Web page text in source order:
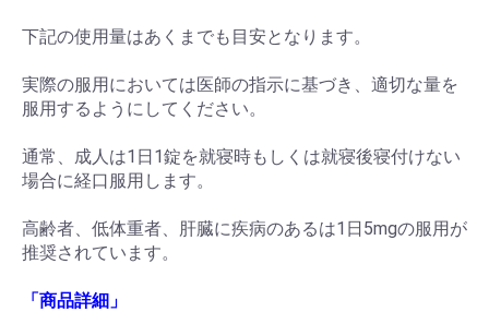
下記の使用量はあくまでも目安となります。
実際の服用においては医師の指示に基づき、適切な量を
服用するようにしてください。
通常、成人は1日1錠を就寝時もしくは就寝後寝付けない
場合に経口服用します。
高齢者、低体重者、肝臓に疾病のあるは1日5mgの服用が
推奨されています。
「商品詳細」